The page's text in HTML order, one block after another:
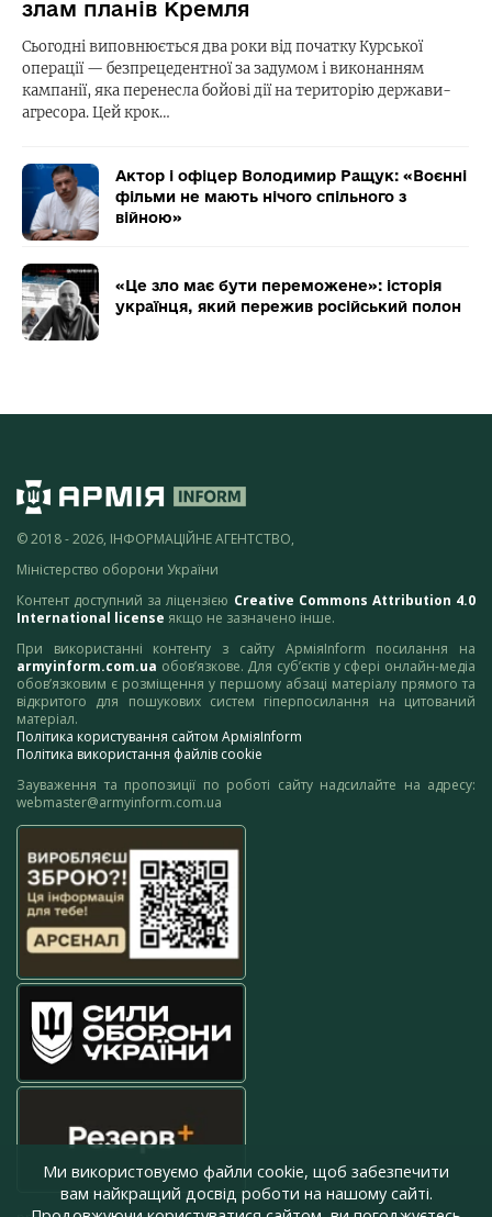
злам планів Кремля
Сьогодні виповнюється два роки від початку Курської
операції — безпрецедентної за задумом і виконанням
кампанії, яка перенесла бойові дії на територію держави-
агресора. Цей крок…
Актор і офіцер Володимир Ращук: «Воєнні
фільми не мають нічого спільного з
війною»
«Це зло має бути переможене»: історія
українця, який пережив російський полон
© 2018 - 2026, ІНФОРМАЦІЙНЕ АГЕНТСТВО,
Міністерство оборони України
Контент доступний за ліцензією Creative Commons Attribution 4.0
International license якщо не зазначено інше.
При використанні контенту з сайту АрміяInform посилання на
armyinform.com.ua обов’язкове. Для суб’єктів у сфері онлайн-медіа
обов’язковим є розміщення у першому абзаці матеріалу прямого та
відкритого для пошукових систем гіперпосилання на цитований
матеріал.
Політика користування сайтом АрміяInform
Політика використання файлів cookie
Зауваження та пропозиції по роботі сайту надсилайте на адресу:
webmaster@armyinform.com.ua
Ми використовуємо файли cookie, щоб забезпечити
вам найкращий досвід роботи на нашому сайті.